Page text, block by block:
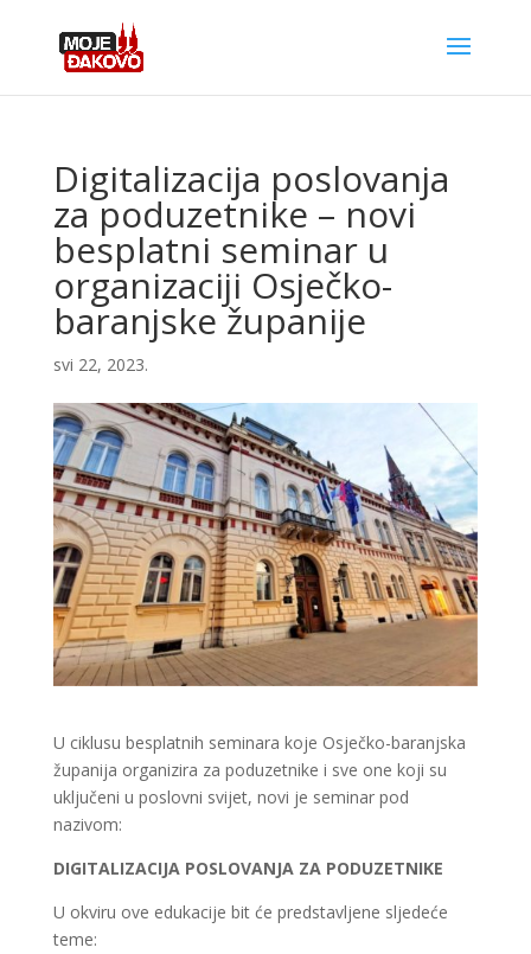
Digitalizacija poslovanja
za poduzetnike – novi
besplatni seminar u
organizaciji Osječko-
baranjske županije
svi 22, 2023.
U ciklusu besplatnih seminara koje Osječko-baranjska
županija organizira za poduzetnike i sve one koji su
uključeni u poslovni svijet, novi je seminar pod
nazivom:
DIGITALIZACIJA POSLOVANJA ZA PODUZETNIKE
U okviru ove edukacije bit će predstavljene sljedeće
teme: